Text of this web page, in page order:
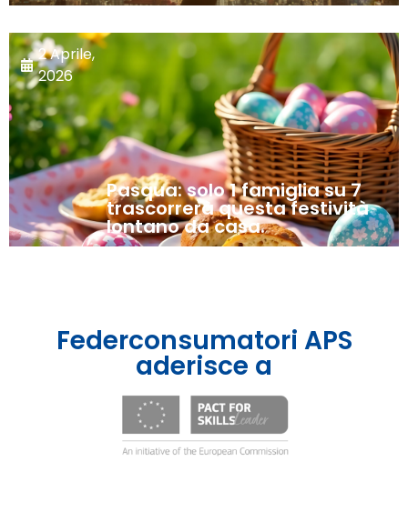
2 Aprile,
2026
Pasqua: solo 1 famiglia su 7
trascorrerà questa festività
lontano da casa.
Federconsumatori APS
aderisce a